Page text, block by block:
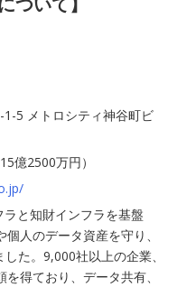
5 メトロシティ神谷町ビ
億2500万円）
と知財インフラを基盤
人のデータ資産を守り、
た。9,000社以上の企業、
得ており、データ共有、